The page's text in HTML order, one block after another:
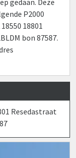
gedaan. Deze
P2000
18801
bon 87587.
Resedastraat